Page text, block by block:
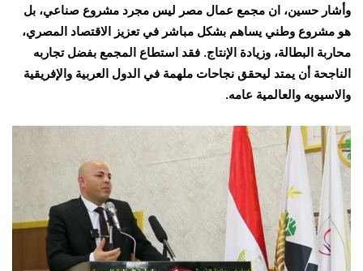
وأشار حسين، ان مجمع عمال مصر ليس مجرد مشروع صناعي، بل
هو مشروع وطني يساهم بشكل مباشر في تعزيز الاقتصاد المصري،
محاربة البطالة، وزيادة الإنتاج. فقد استطاع المجمع بفضل تجاربه
الناجحة أن يمتد ليحقق نجاحات ملهمة في الدول العربية والإفريقية
والاسيويه والعالمية عامه.